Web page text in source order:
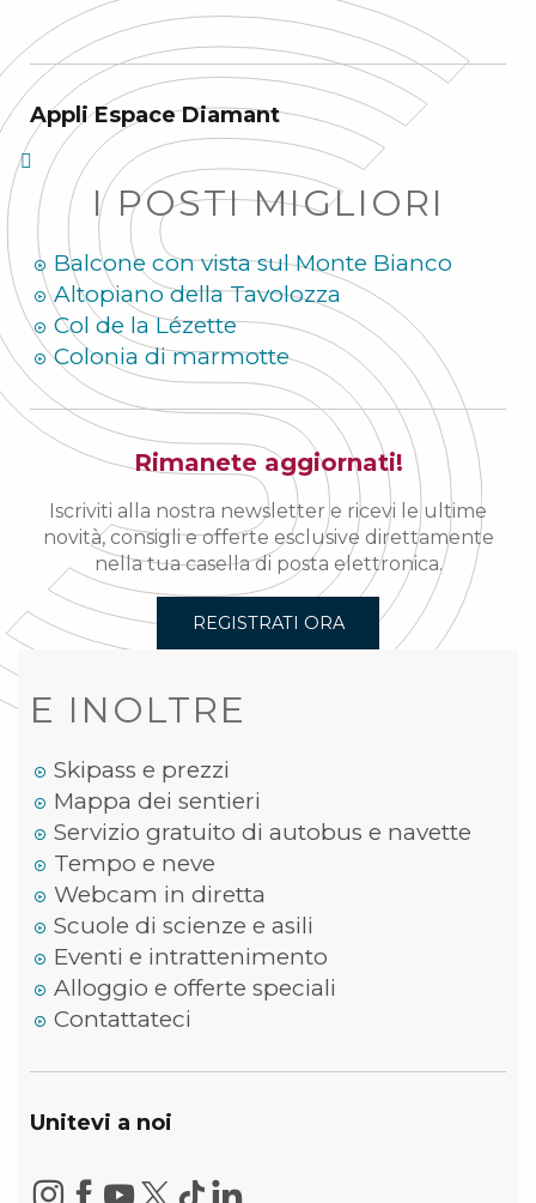
Appli Espace Diamant
I POSTI MIGLIORI
Balcone con vista sul Monte Bianco
Altopiano della Tavolozza
Col de la Lézette
Colonia di marmotte
Rimanete aggiornati!
Iscriviti alla nostra newsletter e ricevi le ultime
novità, consigli e offerte esclusive direttamente
nella tua casella di posta elettronica.
REGISTRATI ORA
E INOLTRE
Skipass e prezzi
Mappa dei sentieri
Servizio gratuito di autobus e navette
Tempo e neve
Webcam in diretta
Scuole di scienze e asili
Eventi e intrattenimento
Alloggio e offerte speciali
Contattateci
Unitevi a noi